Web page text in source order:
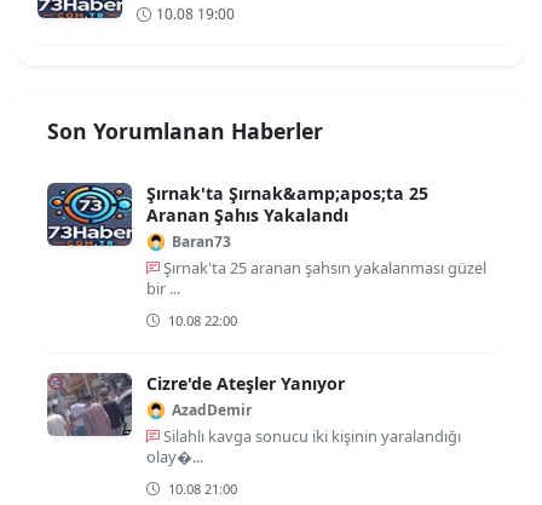
10.08 19:00
Son Yorumlanan Haberler
Şırnak'ta Şırnak&amp;apos;ta 25
Aranan Şahıs Yakalandı
Baran73
Şırnak'ta 25 aranan şahsın yakalanması güzel
bir ...
10.08 22:00
Cizre'de Ateşler Yanıyor
AzadDemir
Silahlı kavga sonucu iki kişinin yaralandığı
olay�...
10.08 21:00